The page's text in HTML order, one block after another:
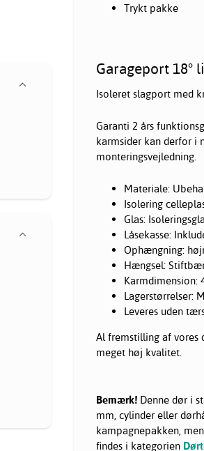
Trykt pakke
Garageport 18°
Isoleret slagport med
Garanti 2 års
karmsider kan derfor i
monteringsvejledning.
Materiale:
Isolering
Glas:
Låsekasse:
Ophængning:
Hængsel:
Karmdimension:
Lagerstørrelser:
Leveres uden
Al fremstilling af vores
meget høj kvalitet.
Bemærk! Denne dør i
mm, cylinder eller
kampagnepakken,
findes i kategorien